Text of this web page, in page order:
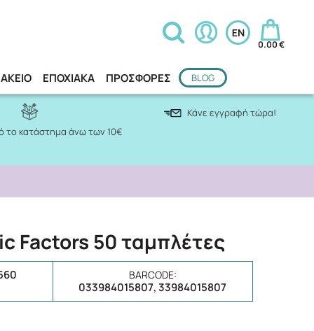
0.00 €
ΕΠΟΧΙΑΚΑ ΠΡΟΣΦΟΡΕΣ BLOG
το κατάστημα άνω των 10€
Κάνε εγγραφή τώρα!
Factors 50 ταμπλέτες
BARCODE:
033984015807, 33984015807